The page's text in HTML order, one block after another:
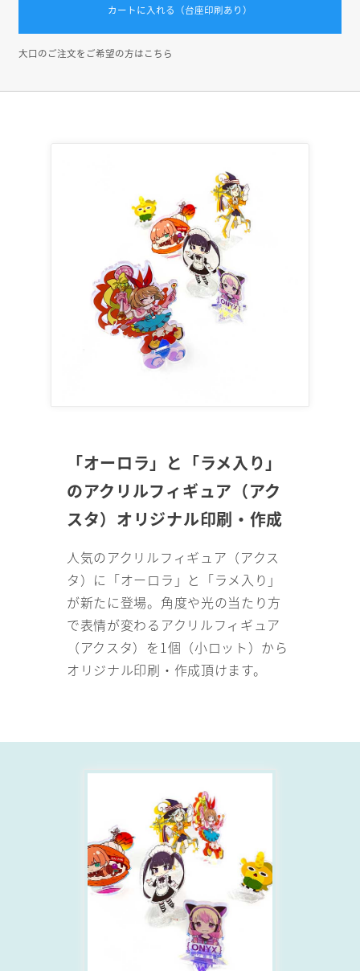
カートに入れる（台座印刷あり）
大口のご注文をご希望の方はこちら
「オーロラ」と「ラメ入り」
のアクリルフィギュア（アク
スタ）オリジナル印刷・作成
人気のアクリルフィギュア（アクス
タ）に「オーロラ」と「ラメ入り」
が新たに登場。角度や光の当たり方
で表情が変わるアクリルフィギュア
（アクスタ）を1個（小ロット）から
オリジナル印刷・作成頂けます。